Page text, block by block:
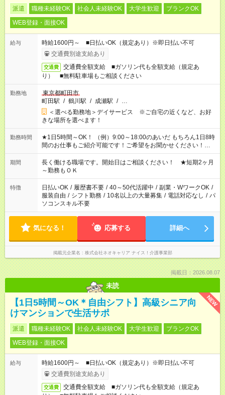
派遣 職種未経験OK 社会人未経験OK 大学生歓迎
ブランクOK
WEB登録・面接OK
給与
時給1600円～ ■日払いOK（規定あり）※即日払い不可
交通費別途支給あり
交通費
交通費全額支給 ■ガソリン代も全額支給（規定あ
り） ■無料駐車場もご相談ください
勤務地
東京都町田市
町田駅 / 鶴川駅 / 成瀬駅 / …
＜選べる勤務地＞デイサービス ※ご自宅の近くなど、お好
きな場所を選べます！
勤務時間
★1日5時間～OK！ （例）9:00～18:00のあいだ もちろん1日8時
間のお仕事もご紹介可能です！ご希望をお聞かせください！★家
庭の都合でお休みが必要な場合も遠慮なくご相談ください。 ※
週最低15時間以上の勤務が必要です
期間
長く働ける職場です。開始日はご相談ください！ ★短期2ヶ月
～勤務もＯＫ
特徴 日払いOK / 履歴書不要 / 40～50代活躍中 / 副業・WワークOK /
服装自由 / シフト勤務 / 10名以上の大量募集 / 電話対応なし / パ
ソコンスキル不要
気になる！ 応募する 詳細へ
掲載元企業名 株式会社ネオキャリア ナイス！介護事業部
掲載日：2026.08.07
未読
NEW
【1日5時間～OK＊自由シフト】高級シニア向
けマンションで生活サポ
派遣 職種未経験OK 社会人未経験OK 大学生歓迎
ブランクOK
WEB登録・面接OK
給与
時給1600円～ ■日払いOK（規定あり）※即日払い不可
交通費別途支給あり
交通費
交通費全額支給 ■ガソリン代も全額支給（規定あ